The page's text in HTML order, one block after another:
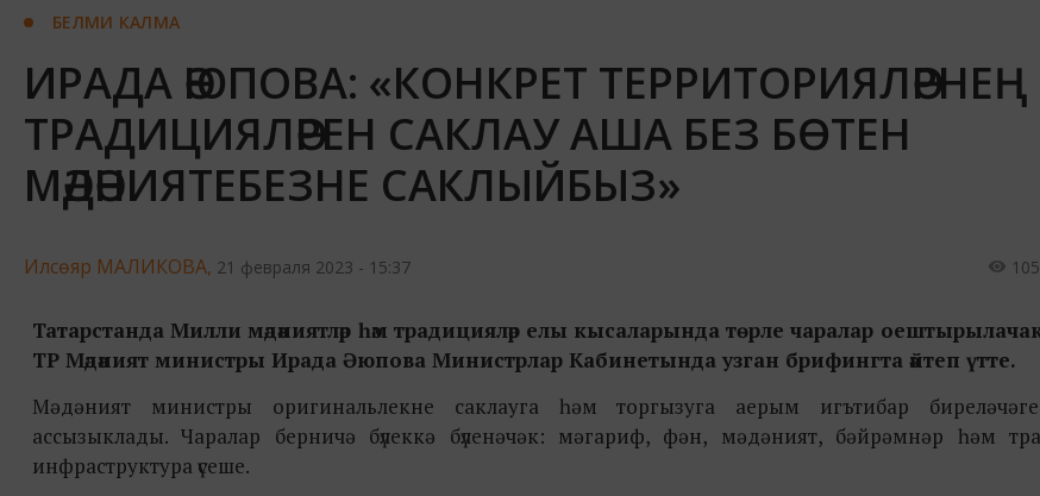
БЕЛМИ КАЛМА
ИРАДА ӘЮПОВА: «КОНКРЕТ ТЕРРИТОРИЯЛӘРНЕҢ
ТРАДИЦИЯЛӘРЕН САКЛАУ АША БЕЗ БӨТЕН
МӘДӘНИЯТЕБЕЗНЕ САКЛЫЙБЫЗ»
Илсөяр МАЛИКОВА, 21 февраля 2023 - 15:37
Татарстанда Милли мәдәниятләр һәм традицияләр елы кысаларында төрле чаралар
ТР Мәдәният министры Ирада Әюпова Министрлар Кабинетында узган брифингта әйтеп үтте.
Мәдәният министры оригинальлекне саклауга һәм торгызуга аерым игътибар
ассызыклады. Чаралар берничә бүлеккә бүленәчәк: мәгариф, фән, мәдәният, бәйрәмнәр һәм
инфраструктура үсеше.